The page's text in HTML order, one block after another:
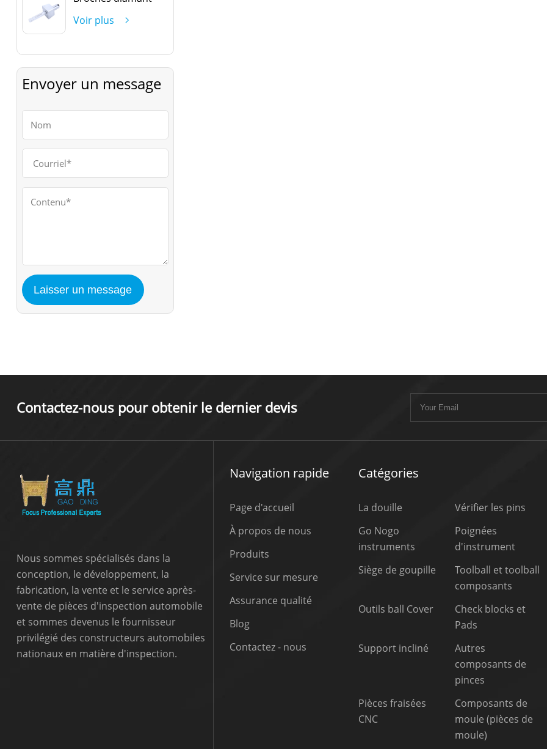
Voir plus
Envoyer un message
Contactez-nous pour obtenir le dernier devis
Nous sommes spécialisés dans la
conception, le développement, la
fabrication, la vente et le service après-
vente de pièces d'inspection automobile
et sommes devenus le fournisseur
privilégié des constructeurs automobiles
nationaux en matière d'inspection.
Navigation rapide
Page d'accueil
À propos de nous
Produits
Service sur mesure
Assurance qualité
Blog
Contactez - nous
Catégories
La douille
Vérifier les pins
Go Nogo
instruments
Poignées
d'instrument
Siège de goupille
Toolball et toolball
composants
Outils ball Cover
Check blocks et
Pads
Support incliné
Autres
composants de
pinces
Pièces fraisées
CNC
Composants de
moule (pièces de
moule)